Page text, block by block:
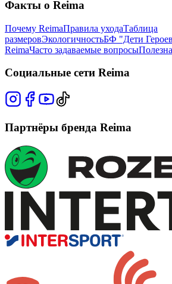
Факты о Reima
Почему ReimaПравила уходаТаблица
размеровЭкологичностьБФ "Дети
ReimaЧасто задаваемые вопросы
Социальные сети Reima
Партнёры бренда Reima